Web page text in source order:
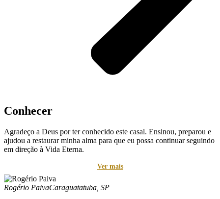
Conhecer
Agradeço a Deus por ter conhecido este casal. Ensinou, preparou e
ajudou a restaurar minha alma para que eu possa continuar seguindo
em direção à Vida Eterna.
Ver mais
Rogério PaivaCaraguatatuba, SP